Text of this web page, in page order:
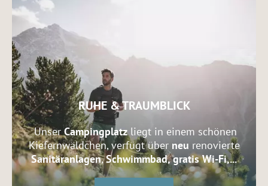
RUHE & TRAUMBLICK
UnserCampingplatzliegt in einem schönen
Kiefernwäldchen, verfügt über neu renovierte
Sanitäranlagen,Schwimmbad, gratis Wi-Fi,...